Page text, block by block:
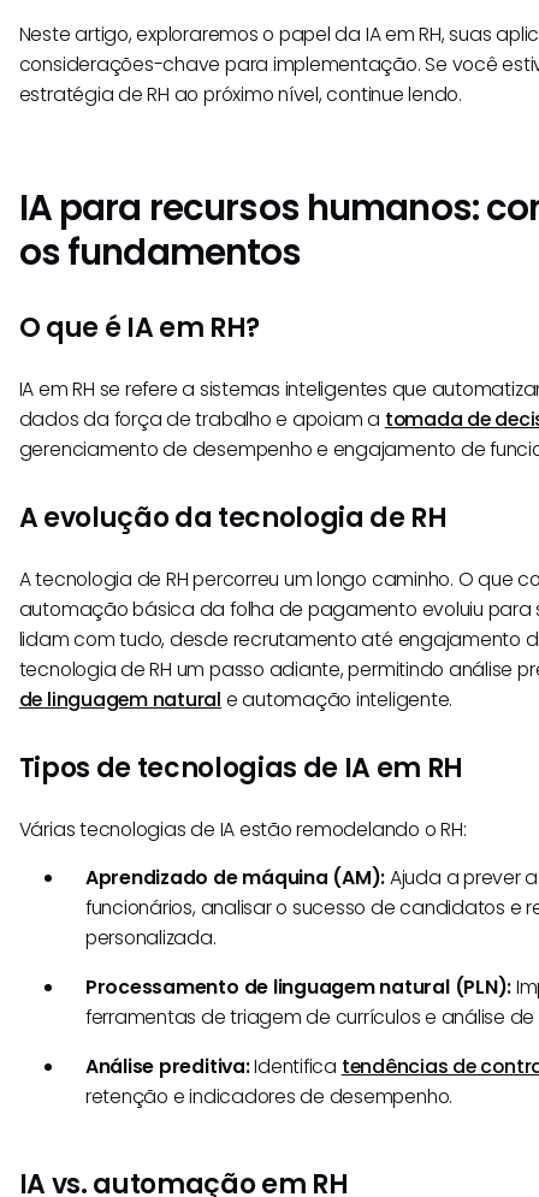
Neste artigo, exploraremos o papel da IA em RH, suas
considerações-chave para implementação. Se você
estratégia de RH ao próximo nível, continue lendo.
IA para recursos humanos:
os fundamentos
O que é IA em RH?
IA em RH se refere a sistemas inteligentes que
dados da força de trabalho e apoiam a tomada de
gerenciamento de desempenho e engajamento de
A evolução da tecnologia de RH
A tecnologia de RH percorreu um longo caminho. O que
automação básica da folha de pagamento evoluiu para
lidam com tudo, desde recrutamento até engajamento
tecnologia de RH um passo adiante, permitindo análise
de linguagem natural e automação inteligente.
Tipos de tecnologias de IA em RH
Várias tecnologias de IA estão remodelando o RH:
Aprendizado de máquina (AM):Ajuda a prever
funcionários, analisar o sucesso de candidatos e
personalizada.
Processamento de linguagem natural (PLN):
ferramentas de triagem de currículos e análise de
Análise preditiva:Identifica tendências de
retenção e indicadores de desempenho.
IA vs. automação em RH